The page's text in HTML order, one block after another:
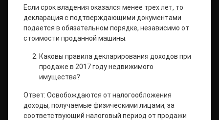
Если срок владения оказался менее трех лет, то
декларация с подтверждающими документами
подается в обязательном порядке, независимо от
стоимости проданной машины.
Каковы правила декларирования доходов при
продаже в 2017 году недвижимого
имущества?
Ответ: Освобождаются от налогообложения
доходы, получаемые физическими лицами, за
соответствующий налоговый период от продажи